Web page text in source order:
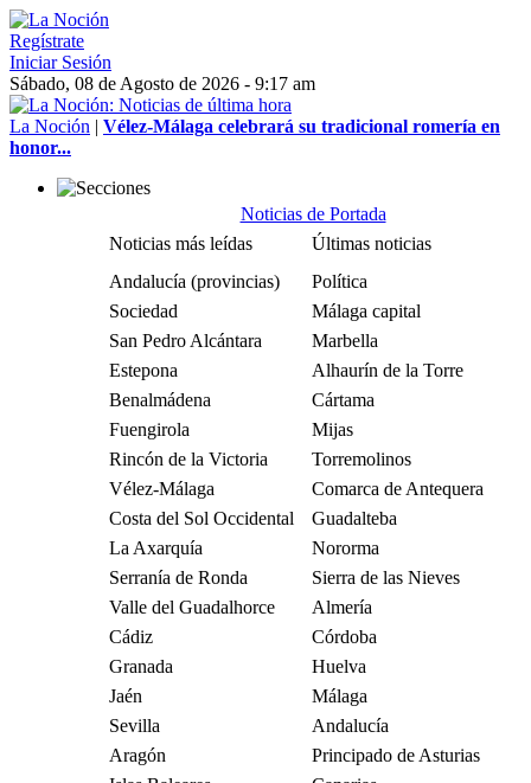
Regístrate
Iniciar Sesión
Sábado, 08 de Agosto de 2026 - 9:17 am
La Noción | Vélez-Málaga celebrará su tradicional romería en
honor...
Noticias de Portada
Noticias más leídas
Últimas noticias
Andalucía (provincias)
Política
Sociedad
Málaga capital
San Pedro Alcántara
Marbella
Estepona
Alhaurín de la Torre
Benalmádena
Cártama
Fuengirola
Mijas
Rincón de la Victoria
Torremolinos
Vélez-Málaga
Comarca de Antequera
Costa del Sol Occidental
Guadalteba
La Axarquía
Nororma
Serranía de Ronda
Sierra de las Nieves
Valle del Guadalhorce
Almería
Cádiz
Córdoba
Granada
Huelva
Jaén
Málaga
Sevilla
Andalucía
Aragón
Principado de Asturias